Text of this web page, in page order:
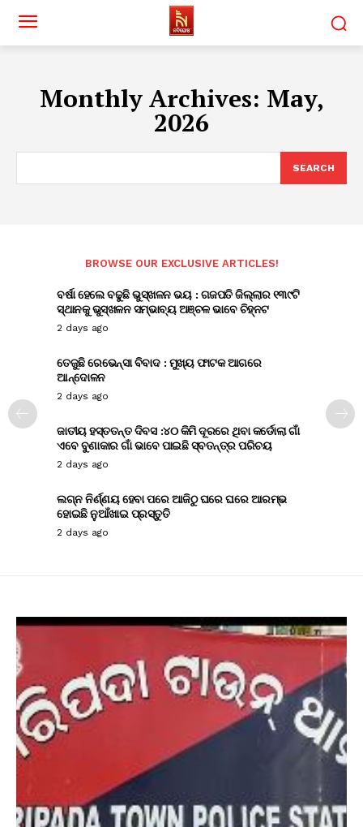
Monthly Archives: May,
2026
SEARCH
BROWSE OUR EXCLUSIVE ARTICLES!
ବର୍ଷା ହେଲେ ବଢୁଛି ଭୁସ୍ଖଳନ ଭୟ : ଗଜପତି ଜିଲ୍ଲାର ୧୩୯ଟି
ସ୍ଥାନକୁ ଭୁସ୍ଖଳନ ସମ୍ଭାବ୍ୟ ଅଞ୍ଚଳ ଭାବେ ଚିହ୍ନଟ
2 days ago
ତେଜୁଛି ରେଭେନ୍ସା ବିବାଦ : ମୁଖ୍ୟ ଫାଟକ ଆଗରେ
ଆନ୍ଦୋଳନ
2 days ago
ଜାତୀୟ ହସ୍ତତନ୍ତ ଦିବସ :୪୦ କିମି ଦୂରରେ ଥିବା କର୍ଡୋଲା ଗାଁ
ଏବେ ବୁଣାକାର ଗାଁ ଭାବେ ପାଇଛି ସ୍ବତନ୍ତ୍ର ପରିଚୟ
2 days ago
ଲଗ୍ନ ନିର୍ଣ୍ଣୟ ହେବା ପରେ ଆଜିଠୁ ଘରେ ଘରେ ଆରମ୍ଭ
ହୋଇଛି ନୁଆଁଖାଇ ପ୍ରସ୍ତୁତି
2 days ago